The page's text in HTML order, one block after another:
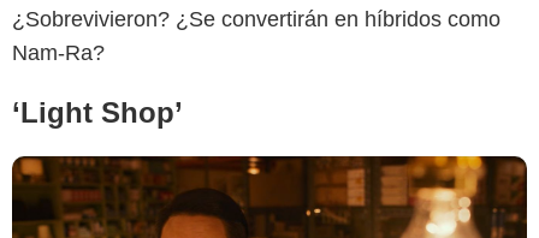
¿Sobrevivieron? ¿Se convertirán en híbridos como
Nam-Ra?
‘Light Shop’